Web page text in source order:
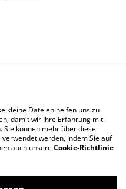
Cookie Policy
kleine Dateien helfen uns zu
damit wir Ihre Erfahrung mit
Sie können mehr über diese
werden, indem Sie auf
auch unsereCookie-Richtlinie